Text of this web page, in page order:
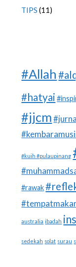
TIPS (11)
#Allah
#hatyai
#jjcm
#kuih #pulaupinang
#rawak
australia ibadah
sedekah solat surau